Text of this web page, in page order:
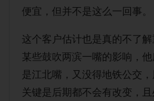
便宜，但并不是这么一回事。
这个客户估计也是真的不了
某些鼓吹两滨一嘴的影响，
是江北嘴，又没得地铁公交
关键是后期都不会有改变，